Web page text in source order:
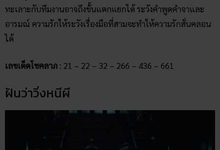
ทะเลาะกับทีมงานอาจถึงขั้นแตกแยกได้ ระวังคำพูดคำจาและ
อารมณ์ ความรักให้ระวังเรื่องมือที่สามจะทำให้ความรักสั่นคลอน
ได้
เลขเด็ดโชคลาภ : 21 – 22 – 32 – 266 – 436 – 661
ฝันว่าวิ่งหนีผี